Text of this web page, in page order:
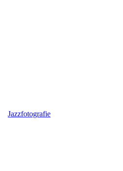
Jazzfotografie